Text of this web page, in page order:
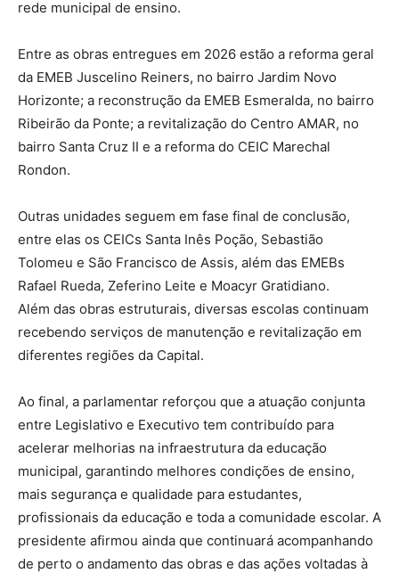
rede municipal de ensino.
Entre as obras entregues em 2026 estão a reforma geral
da EMEB Juscelino Reiners, no bairro Jardim Novo
Horizonte; a reconstrução da EMEB Esmeralda, no bairro
Ribeirão da Ponte; a revitalização do Centro AMAR, no
bairro Santa Cruz II e a reforma do CEIC Marechal
Rondon.
Outras unidades seguem em fase final de conclusão,
entre elas os CEICs Santa Inês Poção, Sebastião
Tolomeu e São Francisco de Assis, além das EMEBs
Rafael Rueda, Zeferino Leite e Moacyr Gratidiano.
Além das obras estruturais, diversas escolas continuam
recebendo serviços de manutenção e revitalização em
diferentes regiões da Capital.
Ao final, a parlamentar reforçou que a atuação conjunta
entre Legislativo e Executivo tem contribuído para
acelerar melhorias na infraestrutura da educação
municipal, garantindo melhores condições de ensino,
mais segurança e qualidade para estudantes,
profissionais da educação e toda a comunidade escolar. A
presidente afirmou ainda que continuará acompanhando
de perto o andamento das obras e das ações voltadas à